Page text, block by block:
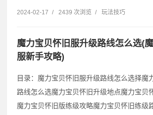
2024-02-17 / 2439 次浏览 / 玩法技巧
魔力宝贝怀旧服升级路线怎么选(
服新手攻略)
目录：魔力宝贝怀旧服升级路线怎么选择魔
路线怎么选魔力宝贝怀旧升级地点魔力宝贝
魔力宝贝怀旧版练级攻略魔力宝贝怀旧练级